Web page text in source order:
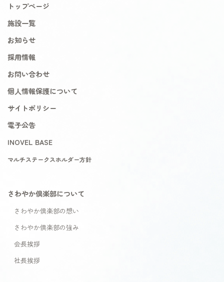
トップページ
施設一覧
お知らせ
採用情報
お問い合わせ
個人情報保護について
サイトポリシー
電子公告
INOVEL BASE
マルチステークスホルダー方針
さわやか倶楽部について
さわやか倶楽部の想い
さわやか倶楽部の強み
会長挨拶
社長挨拶